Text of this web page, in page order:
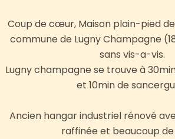
Coup de cœur, Maison plain-pied de
commune de Lugny Champagne
sans vis-a-vis.
Lugny champagne se trouve à
et 10min de
Ancien hangar industriel rénové
raffinée et beaucoup